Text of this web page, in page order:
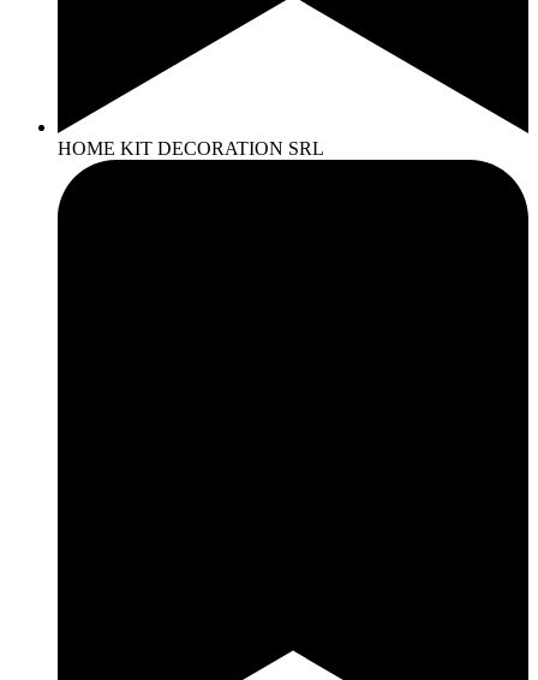
HOME KIT DECORATION SRL